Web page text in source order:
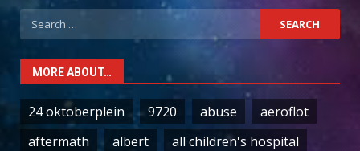
Search
for:
MORE ABOUT…
24 oktoberplein 9720 abuse
aeroflot
aftermath
albert
all children's hospital